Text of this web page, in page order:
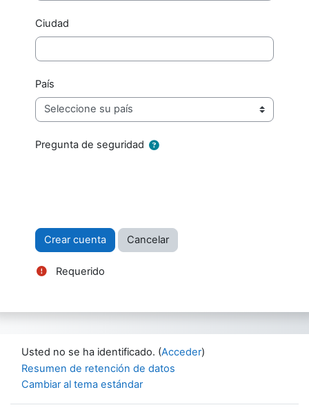
Ciudad
País
Pregunta de seguridad
Requerido
Usted no se ha identificado. (Acceder)
Resumen de retención de datos
Cambiar al tema estándar